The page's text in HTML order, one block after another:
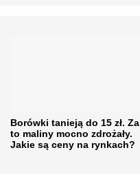
Borówki tanieją do 15 zł. Za
to maliny mocno zdrożały.
Jakie są ceny na rynkach?